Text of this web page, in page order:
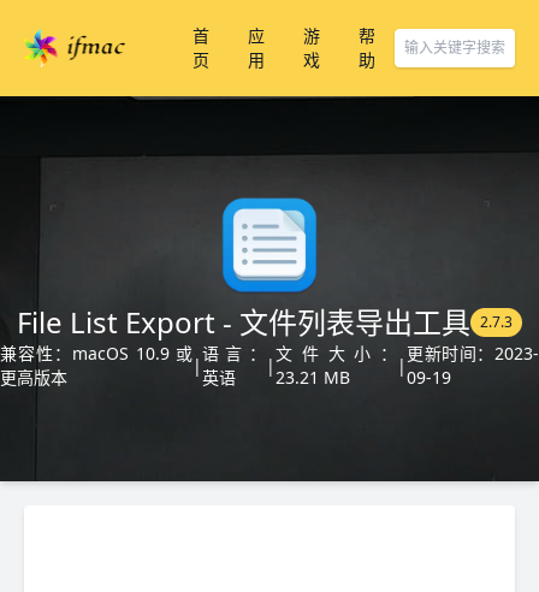
首
页
应
用
游
戏
帮
助
File List Export - 文件列表导出工具 2.7.3
兼容性：macOS 10.9 或
更高版本
|
语言：
英语
|
文件大小：
23.21 MB
|
更新时间：2023-
09-19